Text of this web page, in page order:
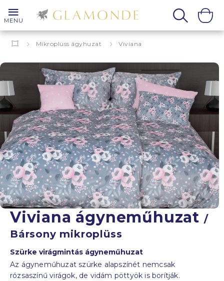
MENU
Mikroplüss ágyhuzat Viviana
Viviana ágyneműhuzat /
Bársony mikroplüss
Szürke virágmintás ágyneműhuzat
Az ágyneműhuzat szürke alapszínét nemcsak
rózsaszínű virágok, de vidám pöttyök is borítják.